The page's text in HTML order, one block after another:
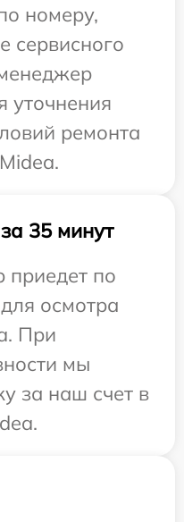
номеру,
сервисного
уточнения
ремонта
35 минут
по
осмотра
При
мы
за наш счет в